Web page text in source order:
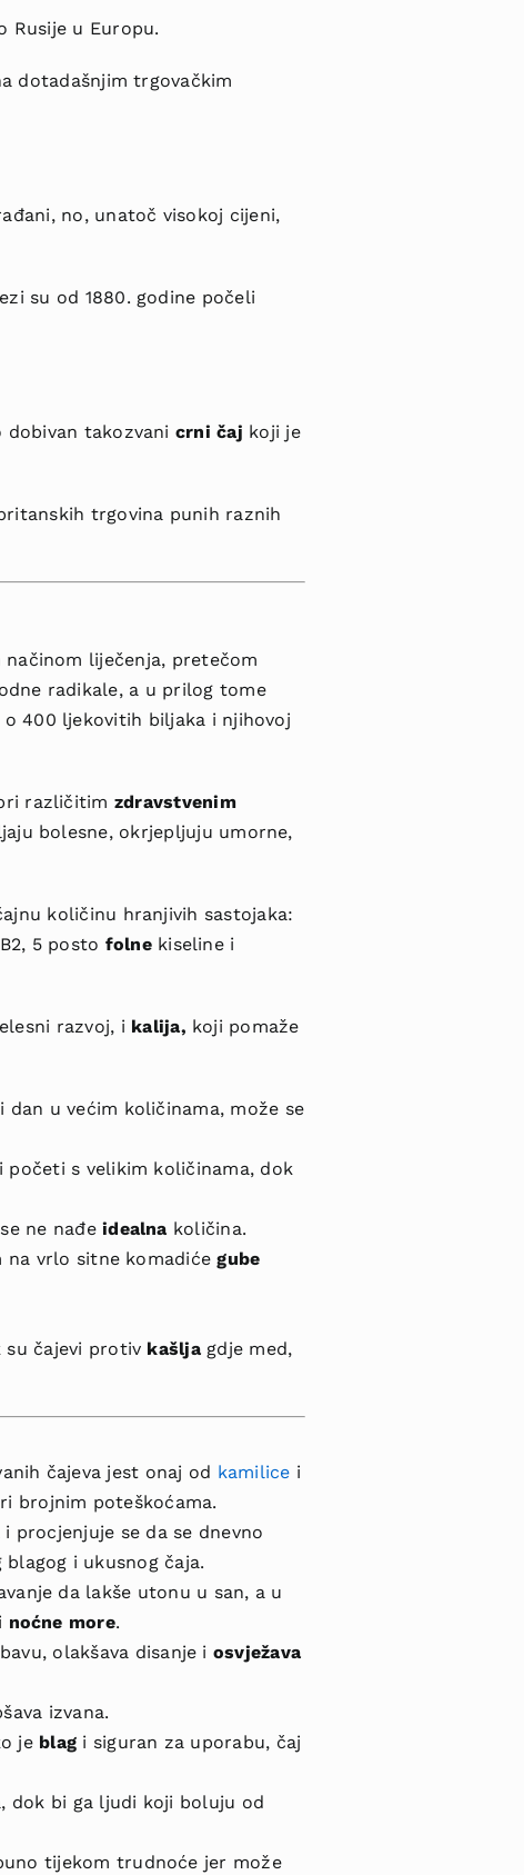
Rusije u Europu.
dotadašnjim trgovačkim
no, unatoč visokoj cijeni,
su od 1880. godine počeli
takozvani crni čaj koji je
trgovina punih raznih
liječenja, pretečom
radikale, a u prilog tome
o 400 ljekovitih biljaka i njihovoj
različitim zdravstvenim
bolesne, okrjepljuju umorne,
količinu hranjivih sastojaka:
B2, 5 posto folnekiseline i
razvoj, i kalija, koji pomaže
u većim količinama, može se
početi s velikim količinama, dok
ne nađeidealna količina.
na vrlo sitne komadićegube
čajevi protiv kašljagdje med,
čajeva jest onaj od kamilice i
brojnim poteškoćama.
procjenjuje se da se dnevno
blagog i ukusnog čaja.
da lakše utonu u san, a u
noćne more.
olakšava disanje i osvježava
izvana.
je blag i siguran za uporabu, čaj
dok bi ga ljudi koji boluju od
tijekom trudnoće jer može